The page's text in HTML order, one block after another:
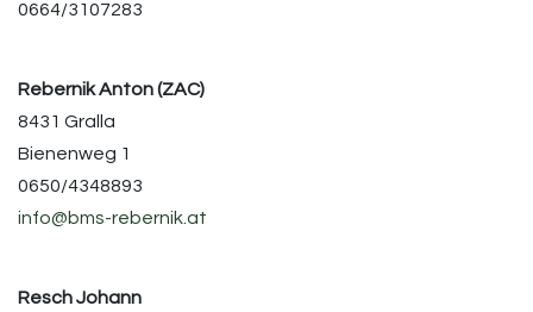
0664/3107283
Rebernik Anton (ZAC)
8431 Gralla
Bienenweg 1
0650/4348893
info@bms-rebernik.at
Resch Johann